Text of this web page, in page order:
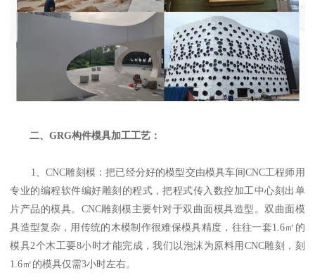
二、GRG构件模具加工工艺：
1、CNC雕刻模：把已经分好的模型交由模具车间CNC工程师用
专业的编程软件编好雕刻的程式，把程式传入数控加工中心刻出单
片产品的模具。CNC雕刻模主要针对于双曲面模具造型。双曲面模
具造型复杂，用传统的木模制作很难保模具精度，往往一套1.6㎡的
模具2个木工要8小时才能完成，我们以泡沫为原料用CNC雕刻，刻
1.6㎡的模具仅需3小时左右。